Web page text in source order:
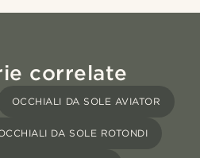
correlate
OCCHIALI DA SOLE AVIATOR
DA SOLE ROTONDI